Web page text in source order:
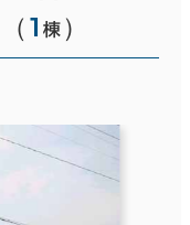
（1 棟 ）